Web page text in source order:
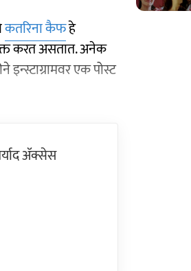
कतरिना कैफहे
करत असतात. अनेक
एक पोस्ट
ॲक्सेस